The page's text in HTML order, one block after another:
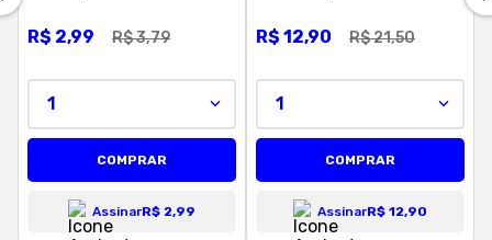
85g
R$3,79
R$ 2,99
1
COMPRAR
AssinarR$ 2,99
R$21,50
R$ 12,90
1
COMPRAR
AssinarR$ 12,90